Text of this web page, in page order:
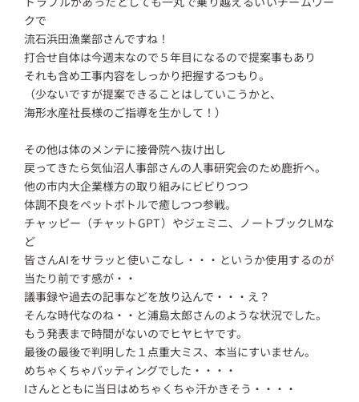
クで
流石浜田漁業部さんですね！
打合せ自体は今週末なので５年目になるので提案事もあり
それも含め工事内容をしっかり把握するつもり。
（少ないですが提案できることはしていこうかと、
海形水産社長様のご指導を生かして！）
その他は体のメンテに接骨院へ抜け出し
戻ってきたら気仙沼人事部さんの人事研究会のため鹿折へ。
他の市内大企業様方の取り組みにビビりつつ
体調不良をペットボトルで癒しつつ参戦。
チャッピー（チャットGPT）やジェミニ、ノートブックLMな
ど
皆さんAIをサラッと使いこなし・・・というか使用するのが
当たり前です感が・・
議事録や過去の記事などを放り込んで・・・え？
そんな時代なのね・・と浦島太郎さんのような状況でした。
もう発表まで時間がないのでヒヤヒヤです。
最後の最後で判明した１点重大ミス、本当にすいません。
めちゃくちゃバッティングでした・・・・
Iさんとともに当日はめちゃくちゃ汗かきそう・・・・